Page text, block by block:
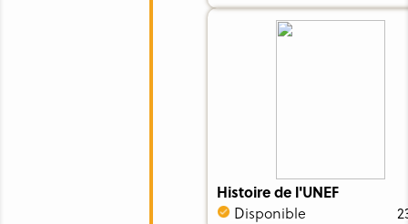
Histoire de l'UNEF
Disponible